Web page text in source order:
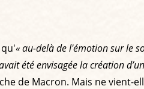
« au-delà de l'émotion sur le
été envisagée la création
de Macron. Mais ne vient-